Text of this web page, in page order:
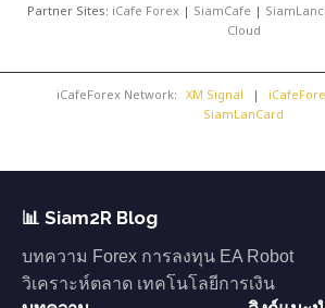
Partner Sites: iCafe Forex| SiamCafe |
Cloud
iCafeForex Network: XM Signal |
SiamLanCard
📊 Siam2R Blog
บทความ Forex การลงทุน EA Robot
วิเคราะห์ตลาด เทคโนโลยีการเงิน